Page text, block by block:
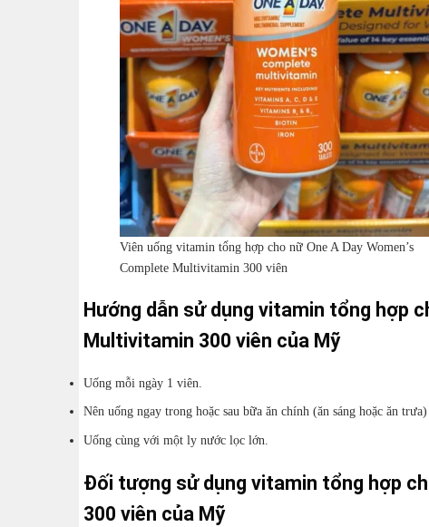
Viên uống vitamin tổng hợp cho nữ One A Day Women’s
Complete Multivitamin 300 viên
Hướng dẫn sử dụng vitamin tổng hợp
Multivitamin 300 viên của Mỹ
Uống mỗi ngày 1 viên.
Nên uống ngay trong hoặc sau bữa ăn chính (ăn sáng hoặc ăn
Uống cùng với một ly nước lọc lớn.
Đối tượng sử dụng vitamin tổng hợp
300 viên của Mỹ